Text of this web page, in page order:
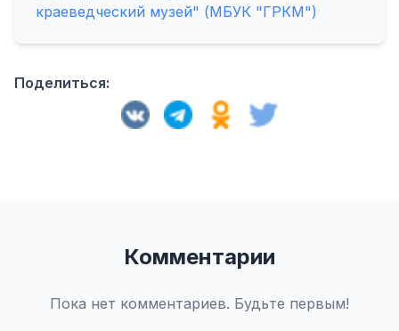
краеведческий музей" (МБУК "ГРКМ")
Поделиться:
Комментарии
Пока нет комментариев. Будьте первым!